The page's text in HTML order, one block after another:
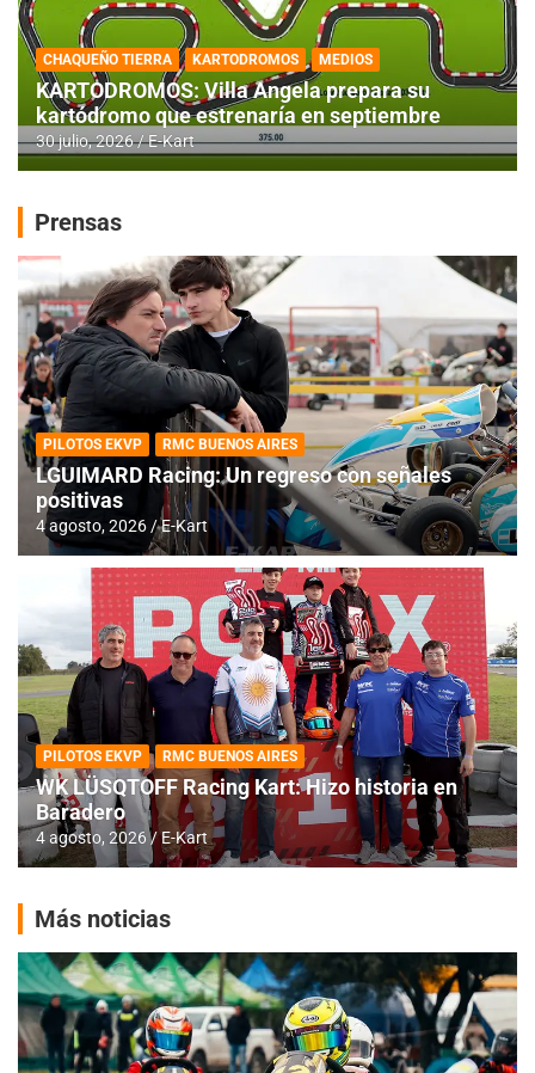
CHAQUEÑO TIERRA KARTODROMOS MEDIOS
KARTODROMOS: Villa Angela prepara su
kartódromo que estrenaría en septiembre
30 julio, 2026 E-Kart
Prensas
PILOTOS EKVP RMC BUENOS AIRES
LGUIMARD Racing: Un regreso con señales
positivas
4 agosto, 2026 E-Kart
PILOTOS EKVP RMC BUENOS AIRES
WK LÜSQTOFF Racing Kart: Hizo historia en
Baradero
4 agosto, 2026 E-Kart
Más noticias